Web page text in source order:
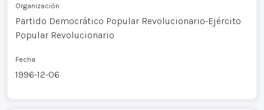
Organización
Partido Democrático Popular Revolucionario-Ejército
Popular Revolucionario
Fecha
1996-12-06